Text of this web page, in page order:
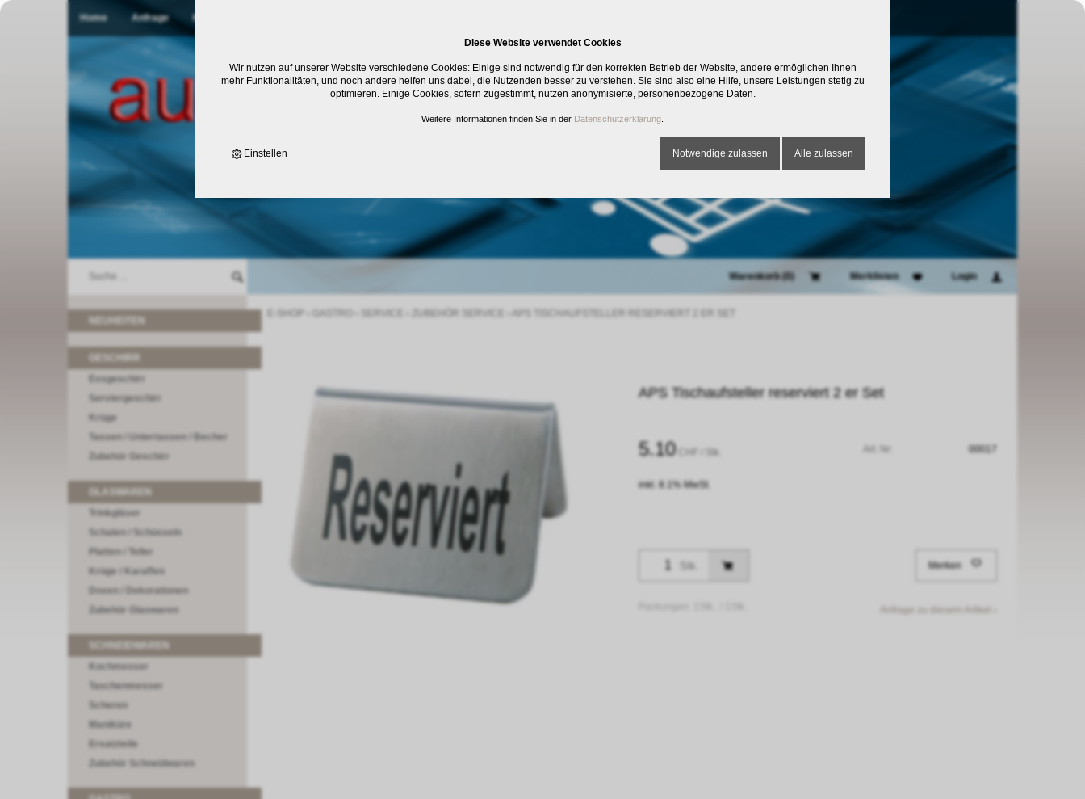
Home Anfrage Kontakt
Warenkorb (0 Merklisten Login
Essgeschirr
Serviergeschirr
Krüge
Tassen / Untertassen / Becher
Zubehör Geschirr
Trinkgläser
Schalen / Schüsseln
Platten / Teller
Krüge / Karaffen
Dosen / Dekorationen
Zubehör Glaswaren
Kochmesser
Taschenmesser
Scheren
Maniküre
Ersatzteile
Zubehör Schneidwaren
APS Tischaufsteller reserviert 2 er Set
5.10 / Stk.
inkl. 8.1% MwSt.
00017
Stk. Merken
Anfrage zu diesem Artikel ›
Diese Website verwendet Cookies
Wir nutzen auf unserer Website verschiedene Cookies: Einige sind notwendig für den korrekten Betrieb der Website, andere ermöglichen Ihnen
mehr Funktionalitäten, und noch andere helfen uns dabei, die Nutzenden besser zu verstehen. Sie sind also eine Hilfe, unsere Leistungen stetig zu
optimieren. Einige Cookies, sofern zugestimmt, nutzen anonymisierte, personenbezogene Daten.
Weitere Informationen finden Sie in der Datenschutzerklärung
Einstellen Notwendige zulassen Alle zulassen